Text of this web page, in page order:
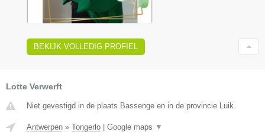
BEKIJK VOLLEDIG PROFIEL
Lotte Verwerft
Niet gevestigd in de plaats Bassenge en in de provincie Luik.
Antwerpen » Tongerlo | Google maps ▼